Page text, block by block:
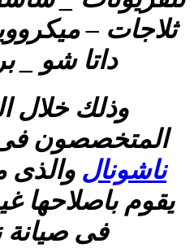
ثلاجات –
داتا شو _
وذلك خلال
المتخصصون
ناشونال
يقوم باصلاحها
فى صيانة